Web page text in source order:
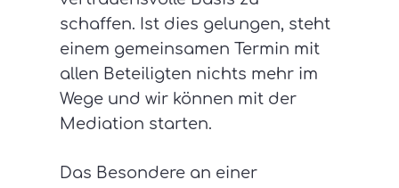
schaffen. Ist dies gelungen, steht
einem gemeinsamen Termin mit
allen Beteiligten nichts mehr im
Wege und wir können mit der
Mediation starten.
Das Besondere an einer